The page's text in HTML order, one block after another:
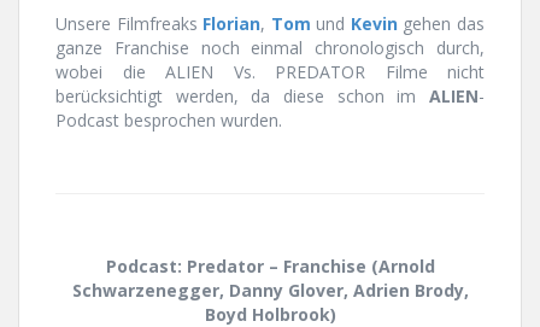
Unsere Filmfreaks Florian, Tom und Kevingehen das
ganze Franchise noch einmal chronologisch durch,
wobei die ALIEN Vs. PREDATOR Filme nicht
berücksichtigt werden, da diese schon im ALIEN-
Podcast besprochen wurden.
Podcast: Predator – Franchise (Arnold
Schwarzenegger, Danny Glover, Adrien Brody,
Boyd Holbrook)